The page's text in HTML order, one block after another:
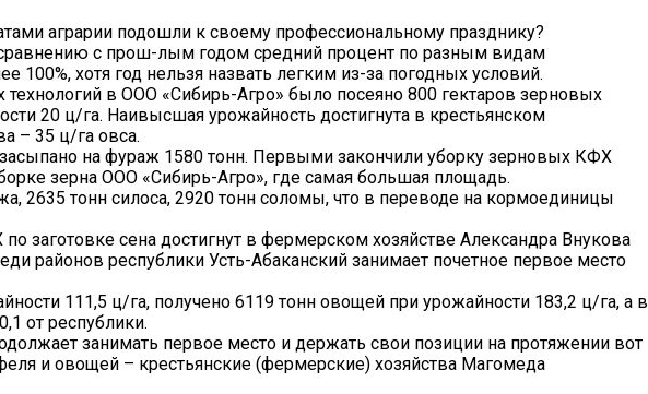
аграрии подошли к своему профессиональному празднику?
с прош-лым годом средний процент по разным видам
100%, хотя год нельзя назвать легким из-за погодных условий.
в ООО «Сибирь-Агро» было посеяно 800 гектаров зерновых
20 ц/га. Наивысшая урожайность достигнута в крестьянском
– 35 ц/га овса.
засыпано на фураж 1580 тонн. Первыми закончили уборку зерновых КФХ
зерна ООО «Сибирь-Агро», где самая большая площадь.
2635 тонн силоса, 2920 тонн соломы, что в переводе на кормоединицы
заготовке сена достигнут в фермерском хозяйстве Александра Внукова
районов республики Усть-Абаканский занимает почетное первое место
111,5 ц/га, получено 6119 тонн овощей при урожайности 183,2 ц/га, а в
от республики.
занимать первое место и держать свои позиции на протяжении вот
и овощей – крестьянские (фермерские) хозяйства Магомеда